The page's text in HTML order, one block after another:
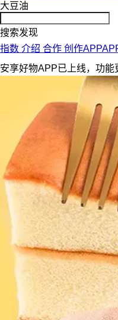
大豆油
搜索发现
指数 介绍 合作 创作APP
安享好物APP已上线，功能